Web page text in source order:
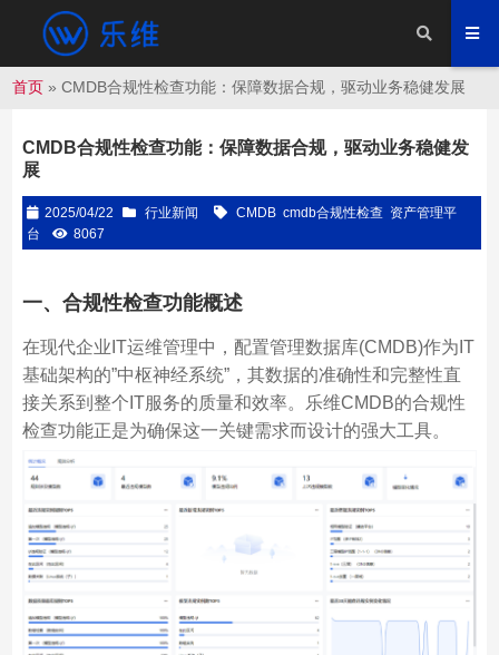
首页 »CMDB合规性检查功能：保障数据合规，驱动业务稳健发展
CMDB合规性检查功能：保障数据合规，驱动业务稳健发
展
2025/04/22 行业新闻 CMDB cmdb合规性检查 资产管理平
台
8067
一、合规性检查功能概述
在现代企业IT运维管理中，配置管理数据库(CMDB)作为IT
基础架构的”中枢神经系统”，其数据的准确性和完整性直
接关系到整个IT服务的质量和效率。乐维CMDB的合规性
检查功能正是为确保这一关键需求而设计的强大工具。